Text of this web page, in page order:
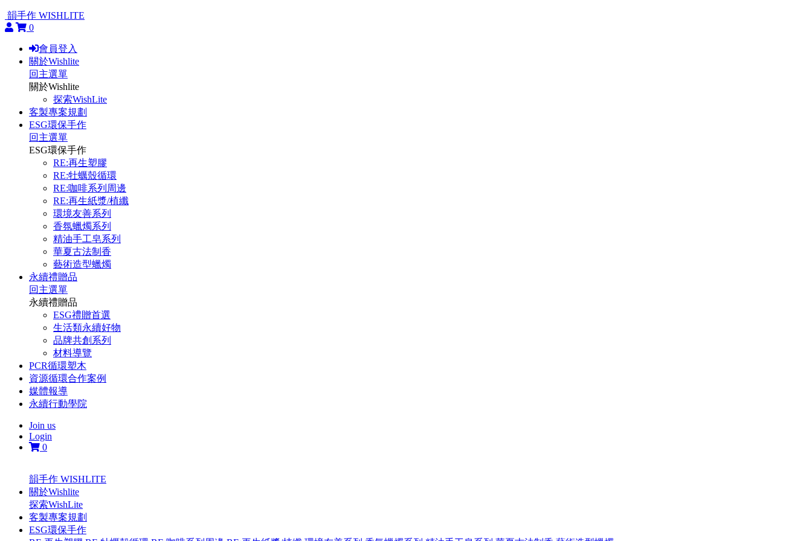
韻手作 WISHLITE
0
會員登入
關於Wishlite
回主選單
關於Wishlite
探索WishLite
客製專案規劃
ESG環保手作
回主選單
ESG環保手作
RE:再生塑膠
RE:牡蠣殼循環
RE:咖啡系列周邊
RE:再生紙漿/植纖
環境友善系列
香氛蠟燭系列
精油手工皂系列
華夏古法制香
藝術造型蠟燭
永續禮贈品
回主選單
永續禮贈品
ESG禮贈首選
生活類永續好物
品牌共創系列
材料導覽
PCR循環塑木
資源循環合作案例
媒體報導
永續行動學院
Join us
Login
0
韻手作 WISHLITE
關於Wishlite
探索WishLite
客製專案規劃
ESG環保手作